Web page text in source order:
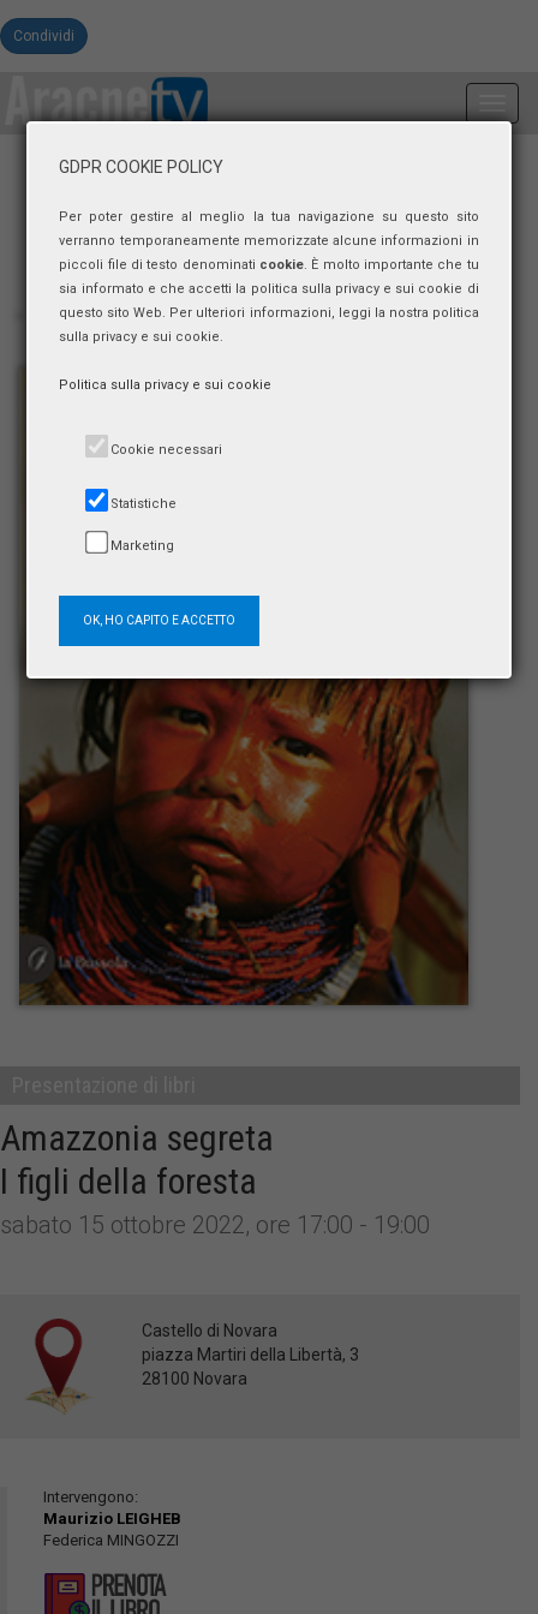
Condividi
Amazzonia segreta
I figli della foresta
sabato 15 ottobre 2022, ore 17:00 - 19:00
Castello di Novara
piazza Martiri della Libertà, 3
28100 Novara
Intervengono:
Maurizio LEIGHEB
Federica MINGOZZI
GDPR COOKIE POLICY
Per poter gestire al meglio la tua navigazione su questo sito
verranno temporaneamente memorizzate alcune informazioni in
piccoli file di testo denominati cookie. È molto importante che tu
sia informato e che accetti la politica sulla privacy e sui cookie di
questo sito Web. Per ulteriori informazioni, leggi la nostra politica
sulla privacy e sui cookie.
Politica sulla privacy e sui cookie
Cookie necessari
Statistiche
Marketing
OK, HO CAPITO E ACCETTO